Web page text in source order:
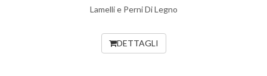
Lamelli e Perni Di Legno
DETTAGLI